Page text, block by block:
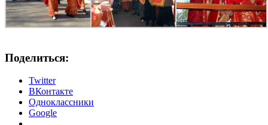
Поделиться:
Twitter
ВКонтакте
Одноклассники
Google